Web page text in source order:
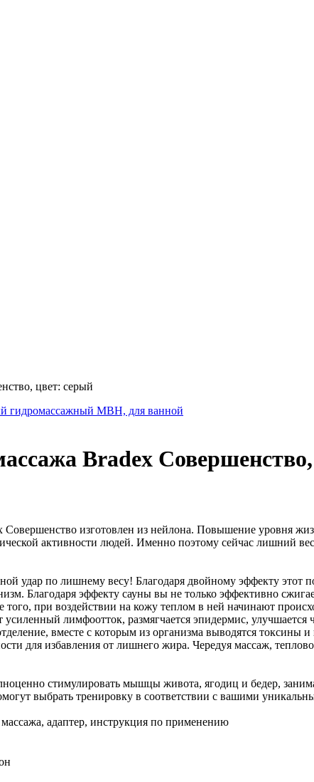
цвет: серый
гидромассажный MBH, для ванной
Bradex
изготовлен из нейлона. Повышение уровня
активности людей. Именно поэтому сейчас лишний
удар по лишнему весу! Благодаря двойному эффекту этот
Благодаря эффекту сауны вы не только эффективно
того, при воздействии на кожу теплом в ней начинают
лимфоотток, размягчается эпидермис,
вместе с которым из организма выводятся
для избавления от лишнего жира. Чередуя массаж,
стимулировать мышцы живота, ягодиц и бедер,
выбрать тренировку в соответствии с вашими
адаптер, инструкция по применению